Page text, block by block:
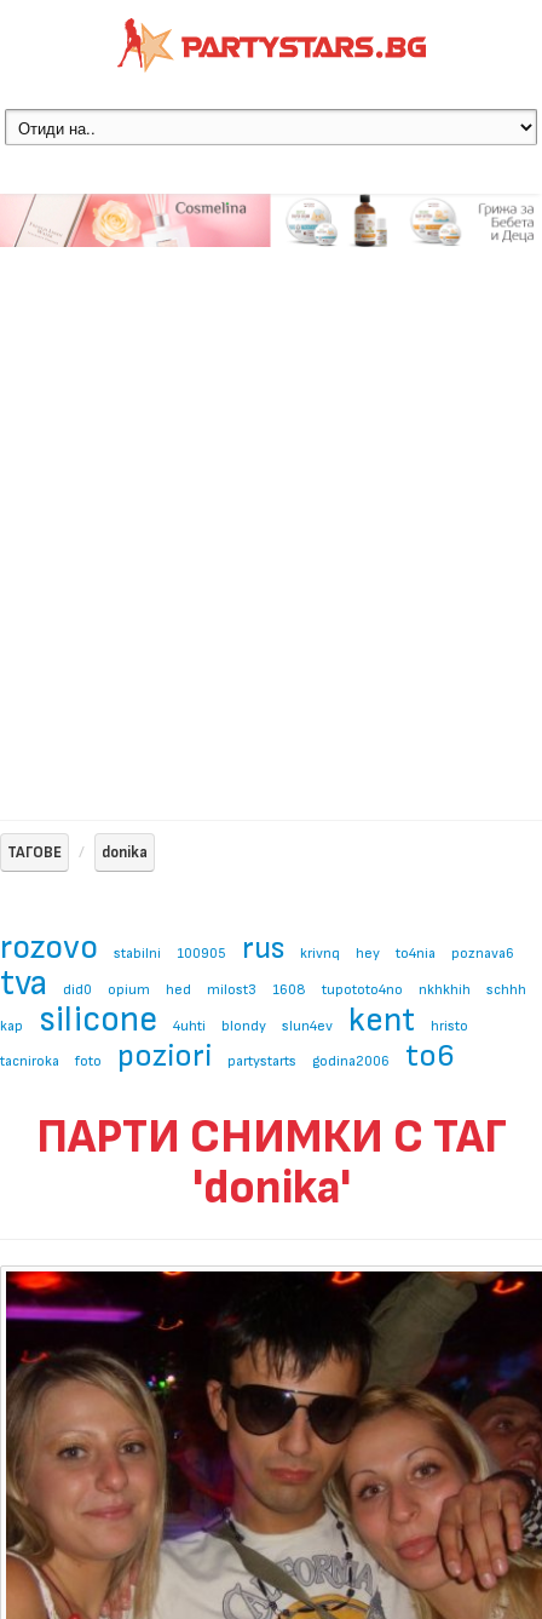
ТАГОВЕ donika
rozovo stabilni 100905 rus krivnq hey to4nia poznava6
tva did0 opium hed milost3 1608 tupototo4no nkhkhih
schhh
kap
silicone 4uhti blondy slun4ev kent
hristo
tacniroka
foto poziori partystarts godina2006 to6
ПАРТИ СНИМКИ С ТАГ
'donika'